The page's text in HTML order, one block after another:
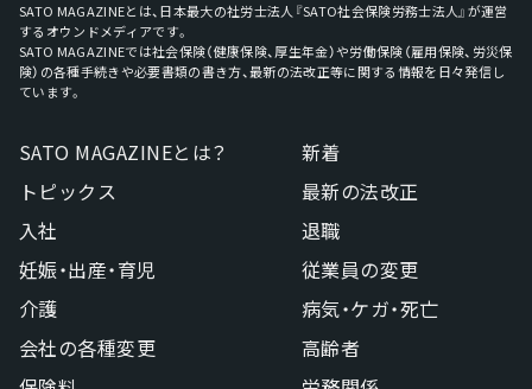
SATO MAGAZINEとは、日本最大の社労士法人『SATO社会保険労務士法人』が運営
するオウンドメディアです。
SATO MAGAZINEでは社会保険（健康保険、厚生年金）や労働保険（雇用保険、労災保
険）の各種手続きや必要書類の書き方、最新の法改正等に関する情報を日々発信し
ています。
SATO MAGAZINEとは？
新着
トピックス
最新の法改正
入社
退職
妊娠・出産・育児
従業員の変更
介護
病気・ケガ・死亡
会社の各種変更
高齢者